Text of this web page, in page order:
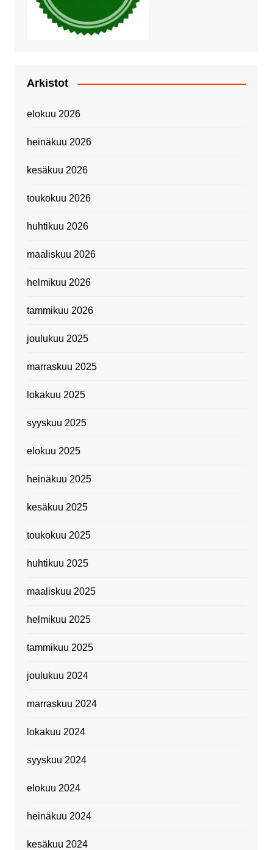
Arkistot
elokuu 2026
heinäkuu 2026
kesäkuu 2026
toukokuu 2026
huhtikuu 2026
maaliskuu 2026
helmikuu 2026
tammikuu 2026
joulukuu 2025
marraskuu 2025
lokakuu 2025
syyskuu 2025
elokuu 2025
heinäkuu 2025
kesäkuu 2025
toukokuu 2025
huhtikuu 2025
maaliskuu 2025
helmikuu 2025
tammikuu 2025
joulukuu 2024
marraskuu 2024
lokakuu 2024
syyskuu 2024
elokuu 2024
heinäkuu 2024
kesäkuu 2024